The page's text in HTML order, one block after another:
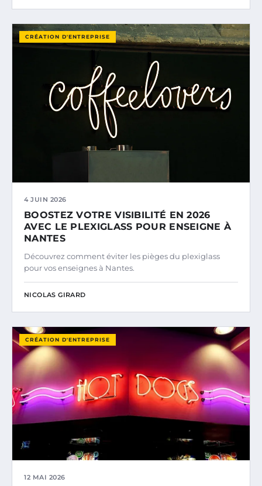
CRÉATION D'ENTREPRISE
4 JUIN 2026
BOOSTEZ VOTRE VISIBILITÉ EN 2026
AVEC LE PLEXIGLASS POUR ENSEIGNE À
NANTES
Découvrez comment éviter les pièges du plexiglass
pour vos enseignes à Nantes.
NICOLAS GIRARD
CRÉATION D'ENTREPRISE
12 MAI 2026